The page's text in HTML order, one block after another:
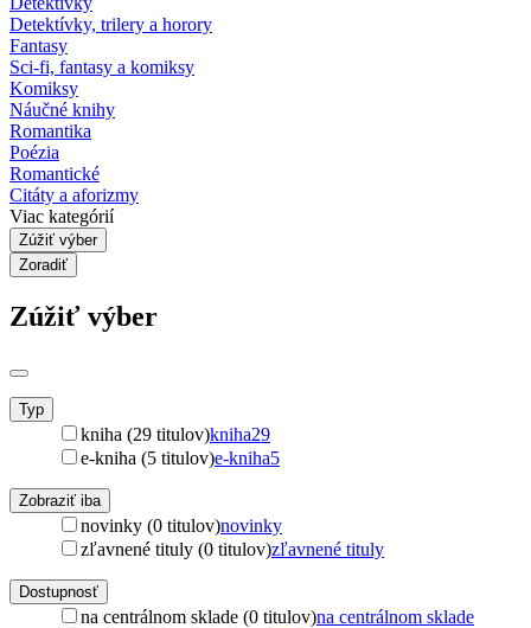
Detektívky, trilery a horory
Fantasy
Sci-fi, fantasy a komiksy
Komiksy
Náučné knihy
Romantika
Poézia
Romantické
Citáty a aforizmy
Viac kategórií
Zúžiť výber
Zoradiť
Zúžiť výber
Typ
kniha (29 titulov)kniha29
e-kniha (5 titulov)e-kniha5
Zobraziť iba
novinky (0 titulov)novinky
zľavnené tituly (0 titulov)zľavnené tituly
Dostupnosť
na centrálnom sklade (0 titulov)na centrálnom sklade